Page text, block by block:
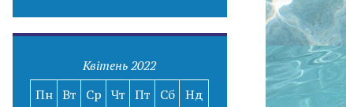
Квітень 2022
Пн Вт Ср Чт Пт Сб Нд